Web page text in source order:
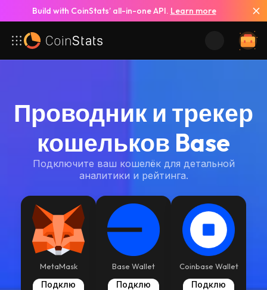
Build with CoinStats’ all-in-one API. Learn more
Проводник и трекер
кошельков Base
Подключите ваш кошелёк для детальной
аналитики и рейтинга.
MetaMask
Подклю
Base Wallet
Подклю
Coinbase Wallet
Подклю